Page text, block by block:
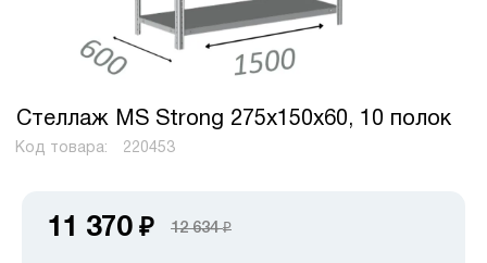
Стеллаж MS Strong 275х150х60, 10 полок
Код товара: 220453
11 370 ₽ 12 634₽